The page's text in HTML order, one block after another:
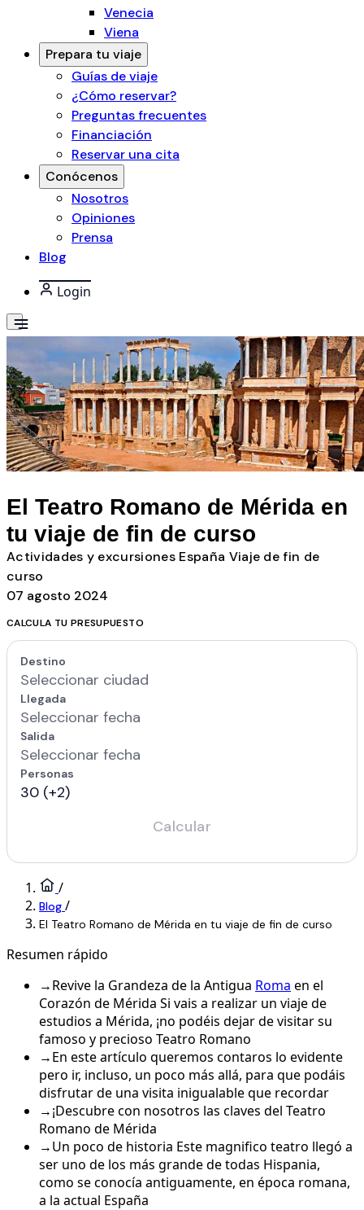
Venecia
Viena
Prepara tu viaje
Guías de viaje
¿Cómo reservar?
Preguntas frecuentes
Financiación
Reservar una cita
Conócenos
Nosotros
Opiniones
Prensa
Blog
Login
El Teatro Romano de Mérida en
tu viaje de fin de curso
Actividades y excursiones España Viaje de fin de
curso
07 agosto 2024
CALCULA TU PRESUPUESTO
/
Blog /
El Teatro Romano de Mérida en tu viaje de fin de curso
Resumen rápido
→Revive la Grandeza de la Antigua Roma en el
Corazón de Mérida Si vais a realizar un viaje de
estudios a Mérida, ¡no podéis dejar de visitar su
famoso y precioso Teatro Romano
→En este artículo queremos contaros lo evidente
pero ir, incluso, un poco más allá, para que podáis
disfrutar de una visita inigualable que recordar
→¡Descubre con nosotros las claves del Teatro
Romano de Mérida
→Un poco de historia Este magnifico teatro llegó a
ser uno de los más grande de todas Hispania,
como se conocía antiguamente, en época romana,
a la actual España